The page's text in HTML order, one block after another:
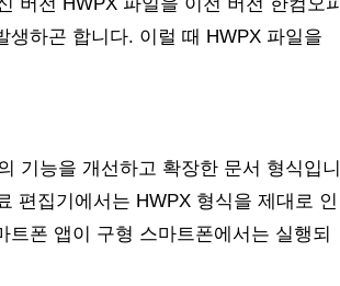
하곤 합니다. 이럴 때 HWPX 파일을
기능을 개선하고 확장한 문서 형식입니
편집기에서는 HWPX 형식을 제대로 인
폰 앱이 구형 스마트폰에서는 실행되